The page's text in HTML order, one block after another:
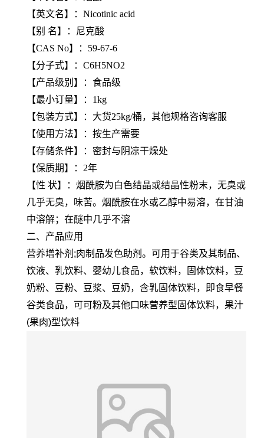
【英文名】：Nicotinic acid
【别 名】：尼克酸
【CAS No】：59-67-6
【分子式】：C6H5NO2
【产品级别】：食品级
【最小订量】：1kg
【包装方式】：大货25kg/桶，其他规格咨询客服
【使用方法】：按生产需要
【存储条件】：密封与阴凉干燥处
【保质期】：2年
【性 状】：烟酰胺为白色结晶或结晶性粉末，无臭或
几乎无臭，味苦。烟酰胺在水或乙醇中易溶，在甘油
中溶解；在醚中几乎不溶
二、产品应用
营养增补剂;肉制品发色助剂。可用于谷类及其制品、
饮液、乳饮料、婴幼儿食品，软饮料，固体饮料，豆
奶粉、豆粉、豆浆、豆奶，含乳固体饮料，即食早餐
谷类食品，可可粉及其他口味营养型固体饮料，果汁
(果肉)型饮料